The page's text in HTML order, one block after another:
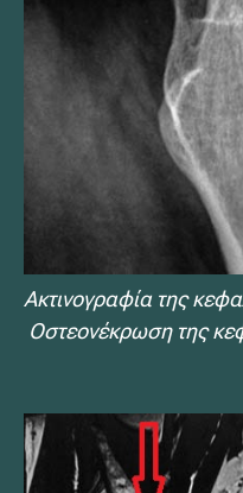
Ακτινογραφία της
Οστεονέκρωση της